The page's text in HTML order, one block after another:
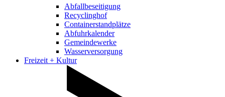
Abfallbeseitigung
Recyclinghof
Containerstandplätze
Abfuhrkalender
Gemeindewerke
Wasserversorgung
Freizeit + Kultur